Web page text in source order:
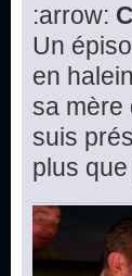
:arrow:
Un
en
sa mère
suis
plus